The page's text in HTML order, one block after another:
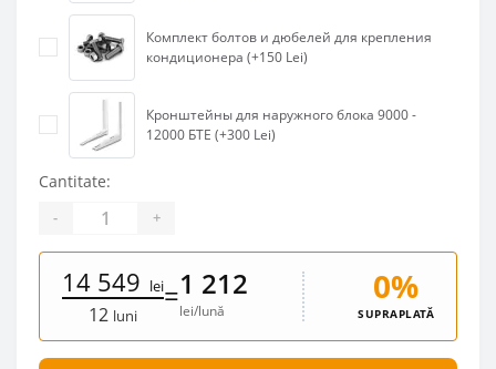
Комплект болтов и дюбелей для крепления
кондиционера (+150 Lei)
Кронштейны для наружного блока 9000 -
12000 БТЕ (+300 Lei)
Cantitate:
- +
14 549 lei
12 luni
=1 212
lei/lună
0%
SUPRAPLATĂ